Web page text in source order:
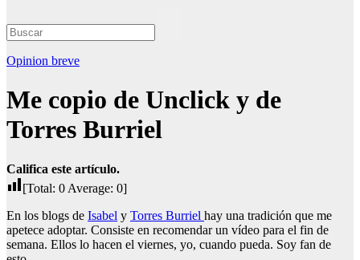
Opinion breve
Me copio de Unclick y de
Torres Burriel
Califica este artículo.
[Total: 0 Average: 0]
En los blogs de Isabel y Torres Burriel hay una tradición que me
apetece adoptar. Consiste en recomendar un vídeo para el fin de
semana. Ellos lo hacen el viernes, yo, cuando pueda. Soy fan de